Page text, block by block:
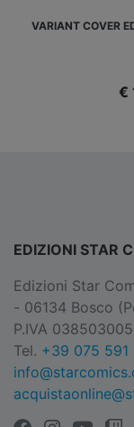
€
EDIZIONI STAR
Edizioni Star
- 06134 Bosco
P.IVA
Tel. +39 075 591